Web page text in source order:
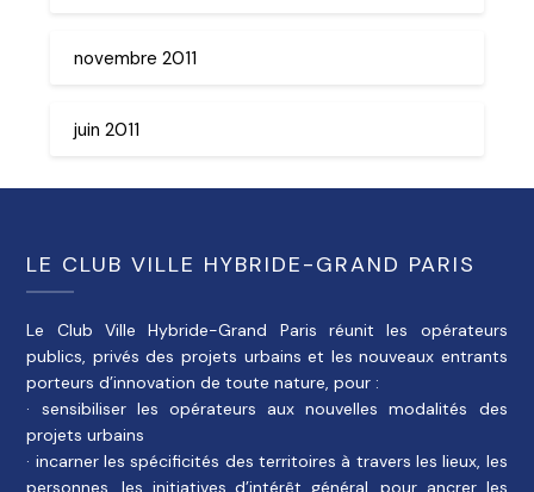
novembre 2011
juin 2011
LE CLUB VILLE HYBRIDE-GRAND PARIS
Le Club Ville Hybride-Grand Paris réunit les opérateurs
publics, privés des projets urbains et les nouveaux entrants
porteurs d’innovation de toute nature, pour :
· sensibiliser les opérateurs aux nouvelles modalités des
projets urbains
· incarner les spécificités des territoires à travers les lieux, les
personnes, les initiatives d’intérêt général, pour ancrer les